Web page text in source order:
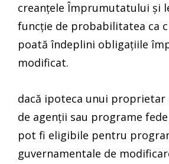
creanțele Împrumutatului și
funcție de probabilitatea ca
poată îndeplini obligațiile
modificat.
dacă ipoteca unui proprietar
de agenții sau programe
pot fi eligibile pentru
guvernamentale de